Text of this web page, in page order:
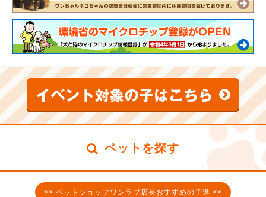
ペットを探す
>> ペットショップワンラブ店長おすすめの子達 <<